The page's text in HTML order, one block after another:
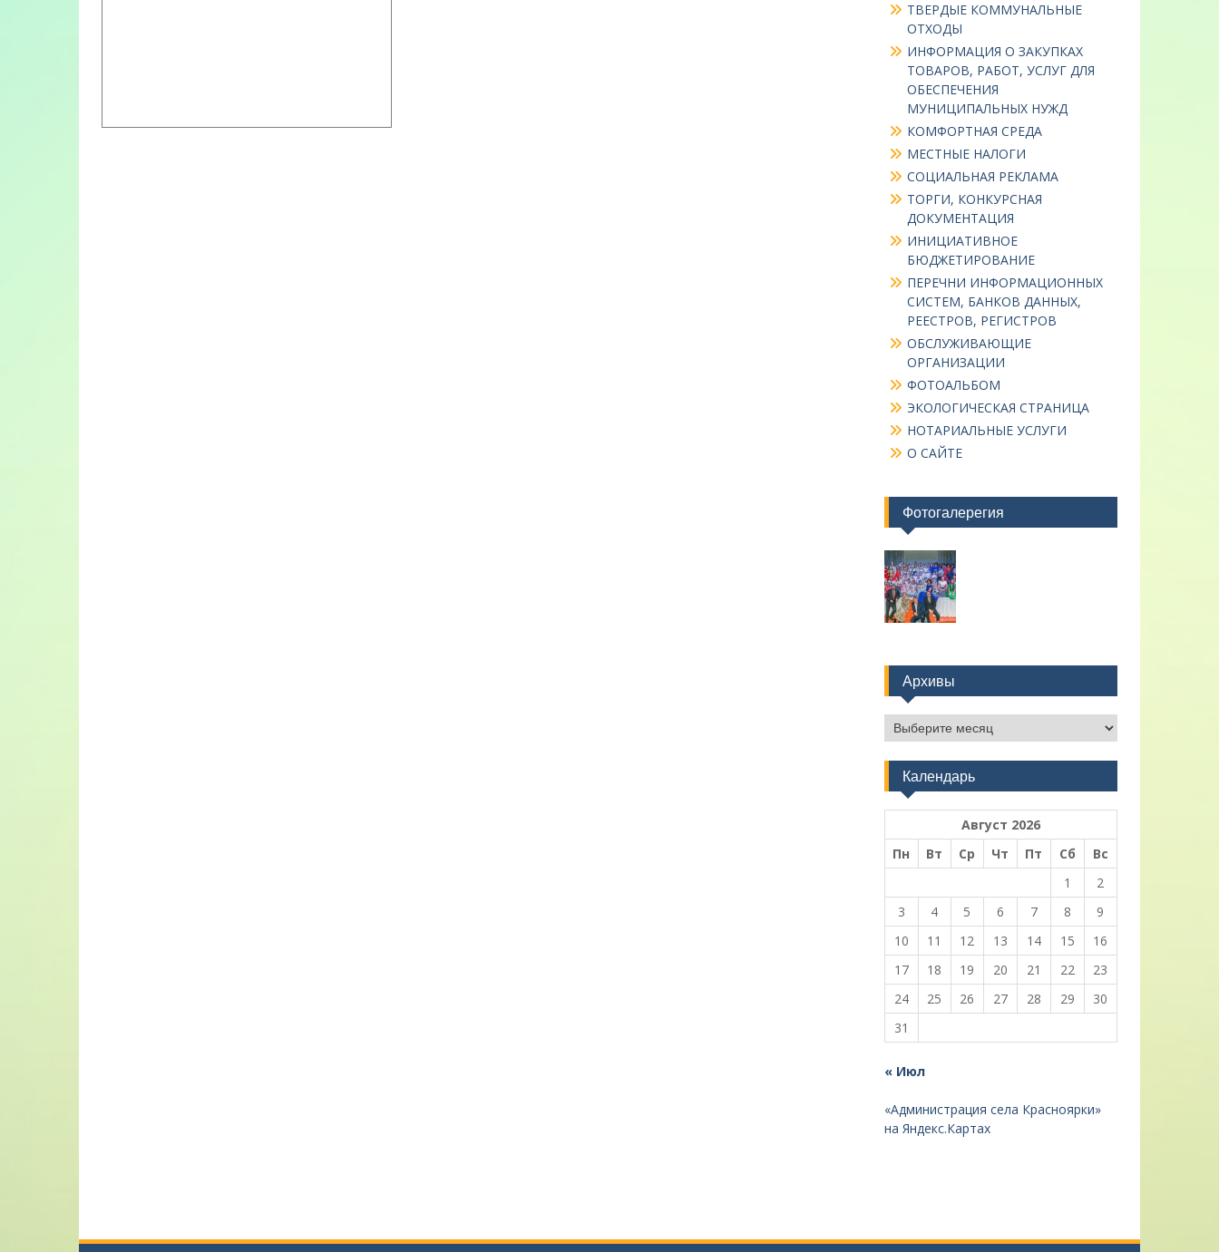
ТВЕРДЫЕ КОММУНАЛЬНЫЕ
ОТХОДЫ
ИНФОРМАЦИЯ О ЗАКУПКАХ
ТОВАРОВ, РАБОТ, УСЛУГ ДЛЯ
ОБЕСПЕЧЕНИЯ
МУНИЦИПАЛЬНЫХ НУЖД
КОМФОРТНАЯ СРЕДА
МЕСТНЫЕ НАЛОГИ
СОЦИАЛЬНАЯ РЕКЛАМА
ТОРГИ, КОНКУРСНАЯ
ДОКУМЕНТАЦИЯ
ИНИЦИАТИВНОЕ
БЮДЖЕТИРОВАНИЕ
ПЕРЕЧНИ ИНФОРМАЦИОННЫХ
СИСТЕМ, БАНКОВ ДАННЫХ,
РЕЕСТРОВ, РЕГИСТРОВ
ОБСЛУЖИВАЮЩИЕ
ОРГАНИЗАЦИИ
ФОТОАЛЬБОМ
ЭКОЛОГИЧЕСКАЯ СТРАНИЦА
НОТАРИАЛЬНЫЕ УСЛУГИ
О САЙТЕ
Фотогалерегия
Архивы
Архивы
Календарь
Август 2026
Пн
Вт Ср Чт Пт Сб
Вс
1
2
3
4 5 6 7 8
9
10
11 12 13 14 15
16
17
18 19 20 21 22
23
24
25 26 27 28 29
30
31
« Июл
«Администрация села Красноярки»
на Яндекс.Картах